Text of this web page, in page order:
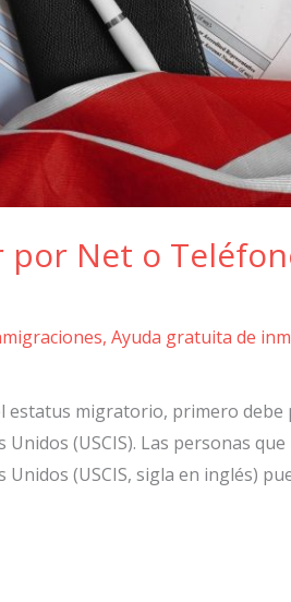
por Net o
, Ayuda gratuita de
estatus migratorio, primero
(USCIS). Las personas
Unidos (USCIS, sigla en inglés)